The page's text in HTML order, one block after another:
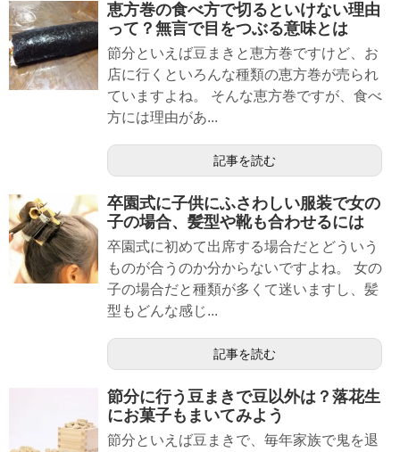
恵方巻の食べ方で切るといけない理由
って？無言で目をつぶる意味とは
節分といえば豆まきと恵方巻ですけど、お
店に行くといろんな種類の恵方巻が売られ
ていますよね。 そんな恵方巻ですが、食べ
方には理由があ...
記事を読む
卒園式に子供にふさわしい服装で女の
子の場合、髪型や靴も合わせるには
卒園式に初めて出席する場合だとどういう
ものが合うのか分からないですよね。 女の
子の場合だと種類が多くて迷いますし、髪
型もどんな感じ...
記事を読む
節分に行う豆まきで豆以外は？落花生
にお菓子もまいてみよう
節分といえば豆まきで、毎年家族で鬼を退